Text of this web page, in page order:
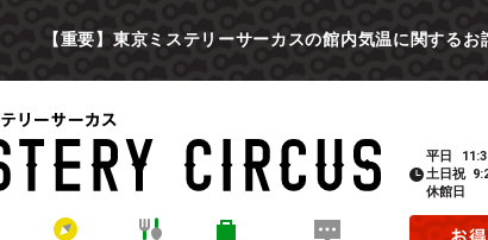
【重要】東京ミステリーサーカスの館内気温に関する
平日
土日祝
休館日